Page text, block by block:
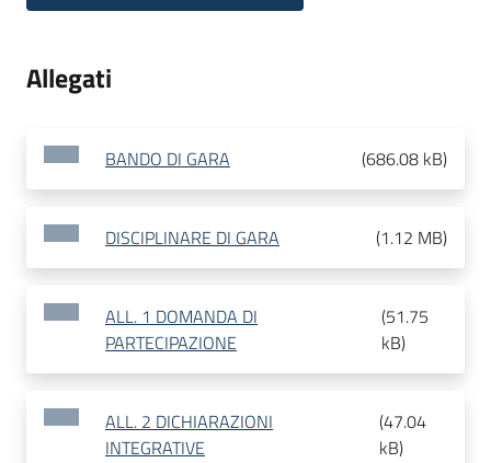
Allegati
BANDO DI GARA (686.08 kB)
DISCIPLINARE DI GARA (1.12 MB)
ALL. 1 DOMANDA DI
PARTECIPAZIONE
(51.75
kB)
ALL. 2 DICHIARAZIONI
INTEGRATIVE
(47.04
kB)